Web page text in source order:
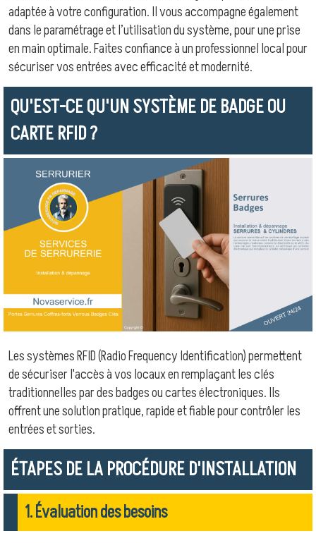
adaptée à votre configuration. Il vous accompagne également
dans le paramétrage et l’utilisation du système, pour une prise
en main optimale. Faites confiance à un professionnel local pour
sécuriser vos entrées avec efficacité et modernité.
QU'EST-CE QU'UN SYSTÈME DE BADGE OU
CARTE RFID ?
Les systèmes RFID (Radio Frequency Identification) permettent
de sécuriser l'accès à vos locaux en remplaçant les clés
traditionnelles par des badges ou cartes électroniques. Ils
offrent une solution pratique, rapide et fiable pour contrôler les
entrées et sorties.
ÉTAPES DE LA PROCÉDURE D'INSTALLATION
1. Évaluation des besoins